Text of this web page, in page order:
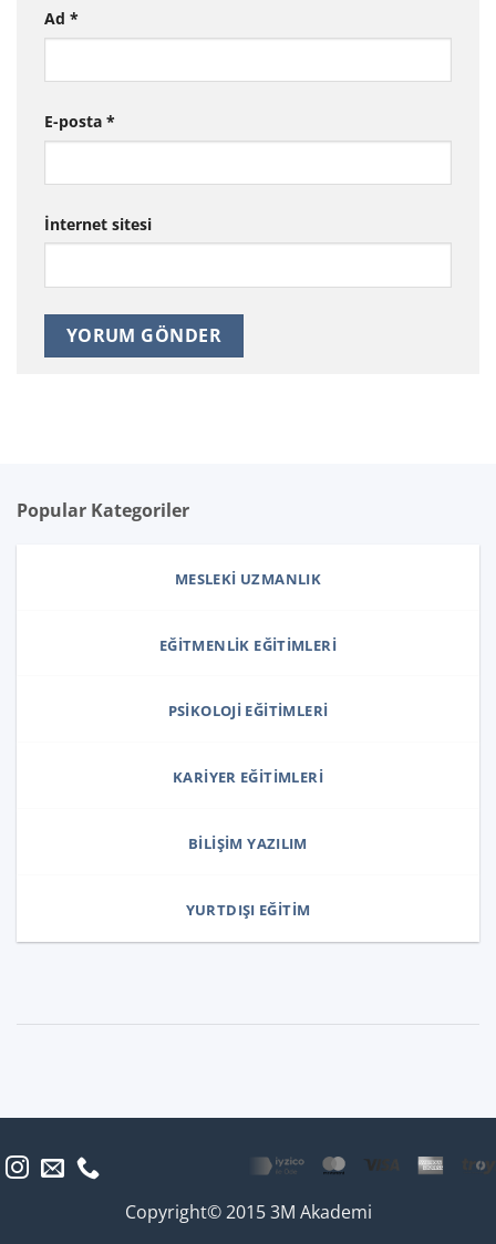
Ad *
E-posta *
İnternet sitesi
Popular Kategoriler
MESLEKI UZMANLIK
EĞITMENLIK EĞITIMLERI
PSIKOLOJI EĞITIMLERI
KARIYER EĞITIMLERI
BILIŞIM YAZILIM
YURTDIŞI EĞITIM
Copyright© 2015 3M Akademi